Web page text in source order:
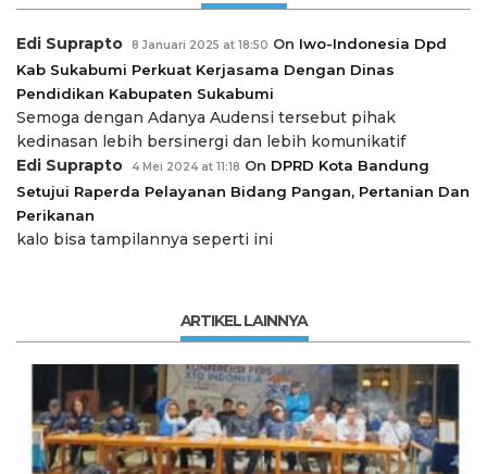
Edi Suprapto 8 Januari 2025 at 18:50 On Iwo-Indonesia Dpd
Kab Sukabumi Perkuat Kerjasama Dengan Dinas
Pendidikan Kabupaten Sukabumi
Semoga dengan Adanya Audensi tersebut pihak
kedinasan lebih bersinergi dan lebih komunikatif
Edi Suprapto
4 Mei 2024 at 11:18 On DPRD Kota Bandung
Setujui Raperda Pelayanan Bidang Pangan, Pertanian Dan
Perikanan
kalo bisa tampilannya seperti ini
ARTIKEL LAINNYA